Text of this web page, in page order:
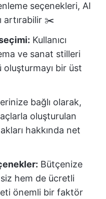
seçenekleri, AI
artırabilir ✂️
Kullanıcı
ve sanat stilleri
bir üst
bağlı olarak,
oluşturulan
hakkında net
Bütçenize
hem de ücretli
önemli bir faktör